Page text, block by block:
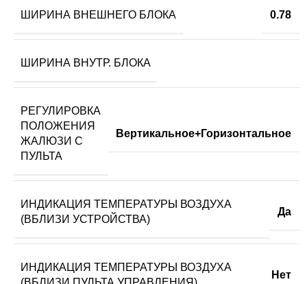
ШИРИНА ВНЕШНЕГО БЛОКА 0.78
ШИРИНА ВНУТР. БЛОКА
РЕГУЛИРОВКА
ПОЛОЖЕНИЯ
ЖАЛЮЗИ С
ПУЛЬТА
Вертикальное+Горизонтальное
ИНДИКАЦИЯ ТЕМПЕРАТУРЫ ВОЗДУХА
(ВБЛИЗИ УСТРОЙСТВА)
Да
ИНДИКАЦИЯ ТЕМПЕРАТУРЫ ВОЗДУХА
Нет